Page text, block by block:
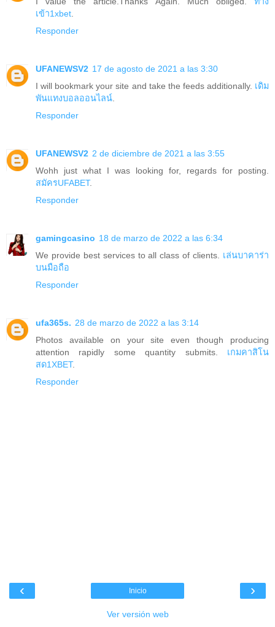
เข้า1xbet.
Responder
UFANEWSV2 17 de agosto de 2021 a las 3:30
I will bookmark your site and take the feeds additionally. เดิม
พันแทงบอลออนไลน์.
Responder
UFANEWSV2 2 de diciembre de 2021 a las 3:55
Wohh just what I was looking for, regards for posting.
สมัครUFABET.
Responder
gamingcasino 18 de marzo de 2022 a las 6:34
We provide best services to all class of clients. เล่นบาคาร่า
บนมือถือ
Responder
ufa365s. 28 de marzo de 2022 a las 3:14
Photos available on your site even though producing
attention rapidly some quantity submits. เกมคาสิโน
สด1XBET.
Responder
‹ ›
Inicio
Ver versión web